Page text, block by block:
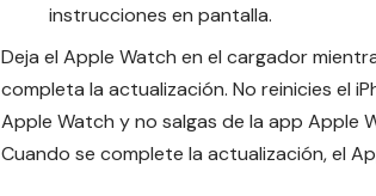
instrucciones en pantalla.
Deja el Apple Watch en el cargador
completa la actualización. No reinicies el
Apple Watch y no salgas de la app Apple
Cuando se complete la actualización, el